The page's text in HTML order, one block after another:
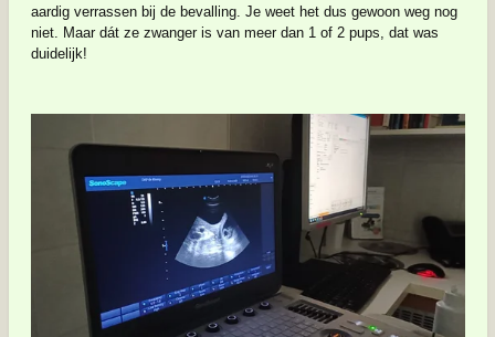
aardig verrassen bij de bevalling. Je weet het dus gewoon weg nog
niet. Maar dát ze zwanger is van meer dan 1 of 2 pups, dat was
duidelijk!